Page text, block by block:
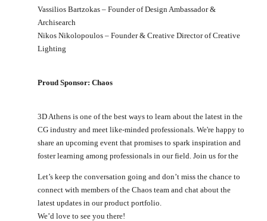
Vassilios Bartzokas – Founder of Design Ambassador &
Archisearch
Nikos Nikolopoulos – Founder & Creative Director of Creative
Lighting
Proud Sponsor: Chaos
3D Athens is one of the best ways to learn about the latest in the
CG industry and meet like-minded professionals. We're happy to
share an upcoming event that promises to spark inspiration and
foster learning among professionals in our field. Join us for the
Let’s keep the conversation going and don’t miss the chance to
connect with members of the Chaos team and chat about the
latest updates in our product portfolio.
We’d love to see you there!